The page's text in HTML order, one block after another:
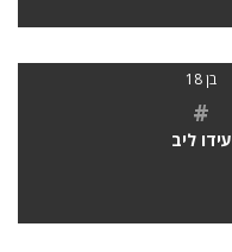
בן 18
#
עידו ליב